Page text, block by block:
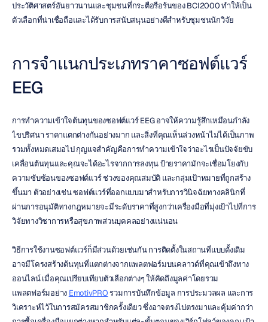
ประวัติศาสตร์อันยาวนานและชุมชนที่กระตือรือร้นของ BCI2000 ทำให้เป็น
ตัวเลือกที่น่าเชื่อถือและได้รับการสนับสนุนอย่างดีสำหรับชุมชนนักวิจัย
การจำแนกประเภทราคาซอฟต์แวร์
EEG
การทำความเข้าใจต้นทุนของซอฟต์แวร์ EEG อาจให้ความรู้สึกเหมือนกำลัง
ไขปริศนา ราคาแตกต่างกันอย่างมาก และสิ่งที่คุณเห็นล่วงหน้าไม่ได้เป็นภาพ
รวมทั้งหมดเสมอไป กุญแจสำคัญคือการทำความเข้าใจว่าอะไรเป็นปัจจัยขับ
เคลื่อนต้นทุนและคุณจะได้อะไรจากการลงทุน ป้ายราคามักจะเชื่อมโยงกับ
ความซับซ้อนของซอฟต์แวร์ ช่วงของคุณสมบัติ และกลุ่มเป้าหมายที่ถูกสร้าง
ขึ้นมา ตัวอย่างเช่น ซอฟต์แวร์ที่ออกแบบมาสำหรับการวินิจฉัยทางคลินิกที่
ผ่านการอนุมัติทางกฎหมายจะมีระดับราคาที่สูงกว่าเครื่องมือที่มุ่งเป้าไปที่การ
วิจัยทางวิชาการหรือสุขภาพส่วนบุคคลอย่างแน่นอน
วิธีการใช้งานซอฟต์แวร์ก็มีส่วนด้วยเช่นกัน การติดตั้งในสถานที่แบบดั้งเดิม
อาจมีโครงสร้างต้นทุนที่แตกต่างจากแพลตฟอร์มบนคลาวด์ที่คุณเข้าถึงทาง
ออนไลน์ เมื่อคุณเปรียบเทียบตัวเลือกต่างๆ ให้คิดถึงมูลค่าโดยรวม
แพลตฟอร์มอย่าง EmotivPRO รวมการบันทึกข้อมูล การประมวลผล และการ
วิเคราะห์ไว้ในการสมัครสมาชิกครั้งเดียว ซึ่งอาจตรงไปตรงมาและคุ้มค่ากว่า